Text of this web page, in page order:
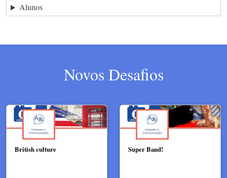
Alunos
Novos Desafios
British culture Super Band!